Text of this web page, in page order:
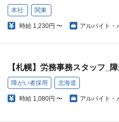
本社 関東
時給 1,230円 〜 アルバイト・
【札幌】労務事務スタッフ_
障がい者採用 北海道
時給 1,080円 〜 アルバイト・